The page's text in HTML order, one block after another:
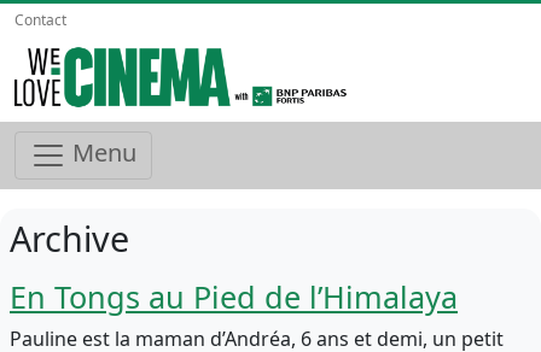
Contact
Menu
Archive
En Tongs au Pied de l’Himalaya
Pauline est la maman d’Andréa, 6 ans et demi, un petit